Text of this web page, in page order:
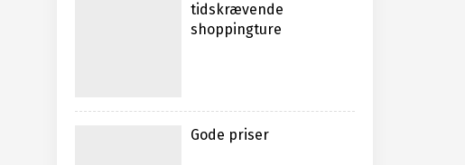
tidskrævende
shoppingture
Gode priser